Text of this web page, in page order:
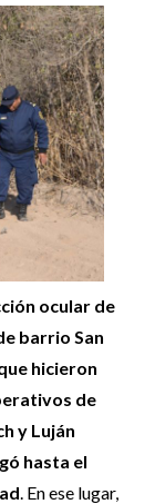
ocular de
barrio San
hicieron
de
y Luján
hasta el
. En ese lugar,